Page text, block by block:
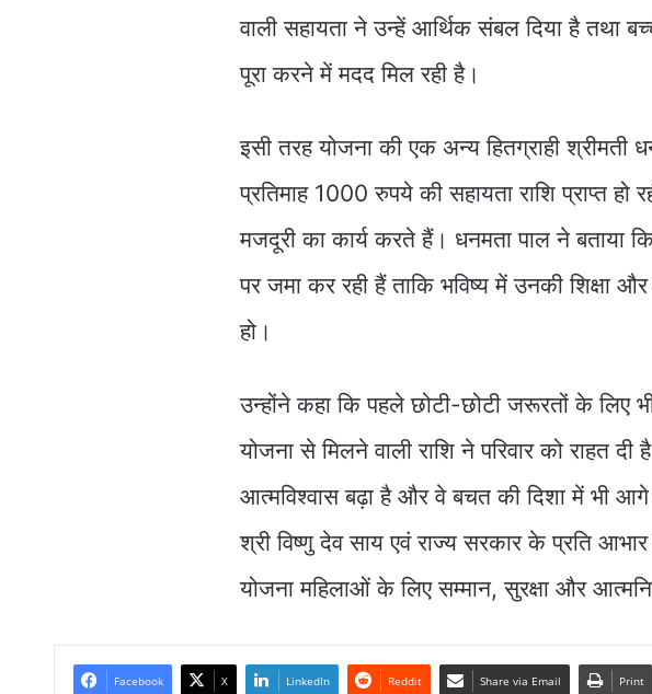
वाली सहायता ने उन्हें आर्थिक संबल दिया है तथा
पूरा करने में मदद मिल रही है।
इसी तरह योजना की एक अन्य हितग्राही श्रीमती
प्रतिमाह 1000 रुपये की सहायता राशि प्राप्त हो
मजदूरी का कार्य करते हैं। धनमता पाल ने बताया
पर जमा कर रही हैं ताकि भविष्य में उनकी शिक्षा
हो।
उन्होंने कहा कि पहले छोटी-छोटी जरूरतों के लिए
योजना से मिलने वाली राशि ने परिवार को राहत
आत्मविश्वास बढ़ा है और वे बचत की दिशा में भी आगे
श्री विष्णु देव साय एवं राज्य सरकार के प्रति
योजना महिलाओं के लिए सम्मान, सुरक्षा और
Facebook X LinkedIn Reddit Share via Email Print